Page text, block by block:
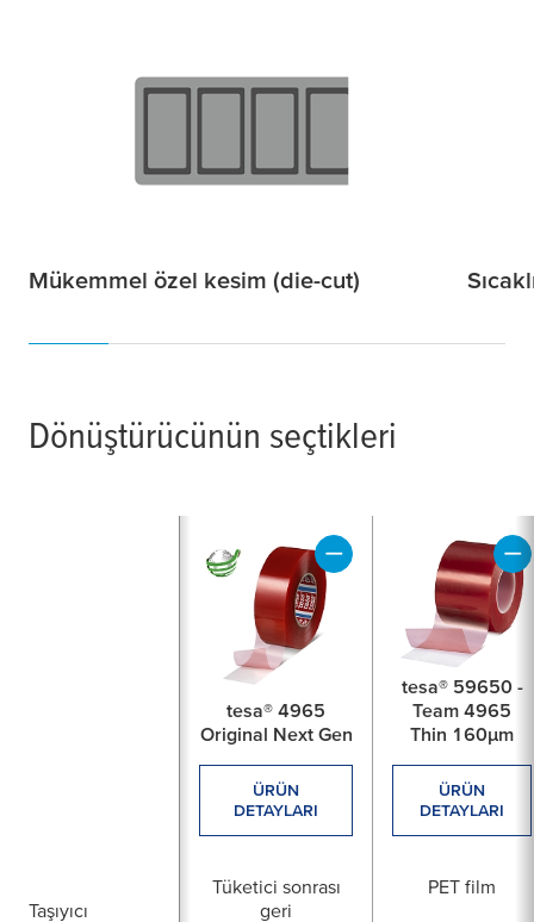
Mükemmel özel kesim (die-cut)
Dönüştürücünün seçtikleri
tesa® 4965
Original Next Gen
ÜRÜN
DETAYLARI
tesa® 59650 -
Team 4965
Thin 160µm
ÜRÜN
DETAYLARI
Taşıyıcı
Tüketici sonrası
geri
PET film